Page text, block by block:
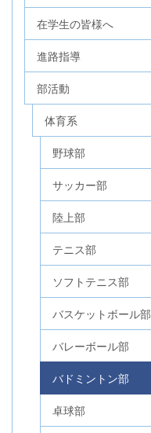
在学生の皆様へ
進路指導
部活動
体育系
野球部
サッカー部
陸上部
テニス部
ソフトテニス部
バスケットボール部
バレーボール部
バドミントン部
卓球部